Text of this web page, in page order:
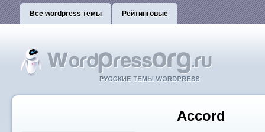
Все wordpress темы Рейтинговые
Accord